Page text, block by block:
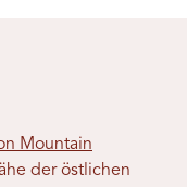
Mountain
der östlichen